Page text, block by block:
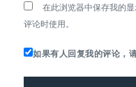
在此浏览器中保存我的
评论时使用。
如果有人回复我的评论，